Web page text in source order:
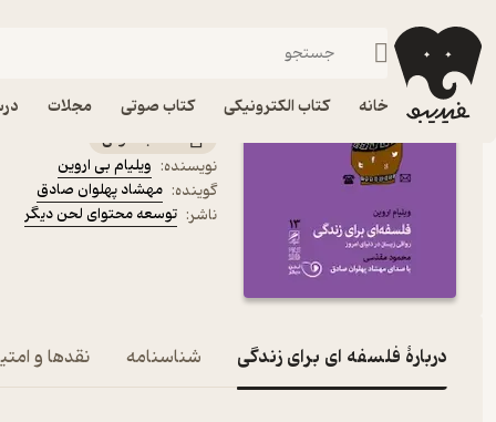
خانه کتاب الکترونیکی کتاب صوتی مجلات
فیدیبو کتاب صوتی
کتاب صوتی فلسفه ای
کتاب صوتی
نویسنده: ویلیام بی اروین
گوینده: مهشاد پهلوان صادق
ناشر: توسعه محتوای لحن دیگر
دربارۀ فلسفه ای برای زندگی شناسنامه نقدها و